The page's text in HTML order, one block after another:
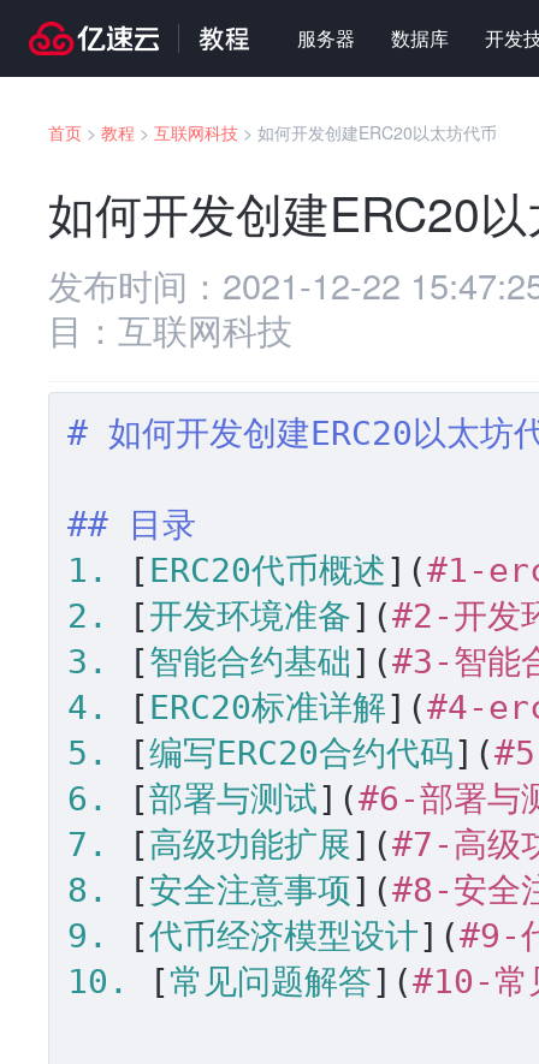
服务器 数据库 开发
首页 > 教程 > 互联网科技 > 如何开发创建ERC20以太坊代币
如何开发创建ERC20
发布时间： 2021-12-22
目： 互联网科技
# 如何开发创建ERC20以太坊
## 目录
1.
[ERC20代币概述](#1-
2.
[开发环境准备](#2-开发
3.
[智能合约基础](#3-智能
4.
[ERC20标准详解](#4-
5.
[编写ERC20合约代码](
6.
[部署与测试](#6-部署与
7.
[高级功能扩展](#7-高级
8.
[安全注意事项](#8-安全
9.
[代币经济模型设计](#9-
10.
[常见问题解答](#10-常